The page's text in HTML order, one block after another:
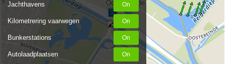
Jachthavens
Kilometrering vaarwegen
Bunkerstations
Autolaadplaatsen